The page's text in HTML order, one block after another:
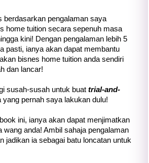
berdasarkan pengalaman saya
home tuition secara sepenuh masa
kini! Dengan pengalaman lebih 5
pasti, ianya akan dapat membantu
bisnes home tuition anda sendiri
dan lancar!
susah-susah untuk buat trial-and-
pernah saya lakukan dulu!
ini, ianya akan dapat menjimatkan
wang anda! Ambil sahaja pengalaman
jadikan ia sebagai batu loncatan untuk